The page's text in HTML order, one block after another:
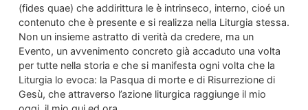
(fides quae) che addirittura le è intrinseco, interno, cioé un
contenuto che è presente e si realizza nella Liturgia stessa.
Non un insieme astratto di verità da credere, ma un
Evento, un avvenimento concreto già accaduto una volta
per tutte nella storia e che si manifesta ogni volta che la
Liturgia lo evoca: la Pasqua di morte e di Risurrezione di
Gesù, che attraverso l’azione liturgica raggiunge il mio